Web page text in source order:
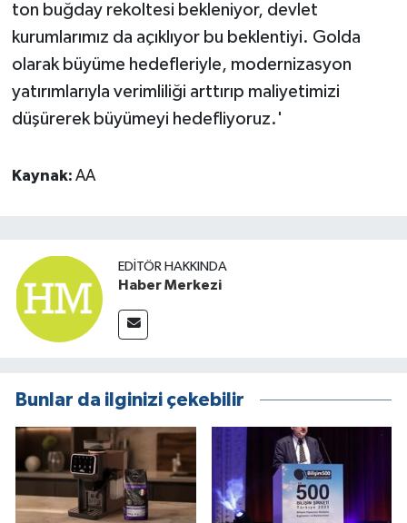
ton buğday rekoltesi bekleniyor, devlet
kurumlarımız da açıklıyor bu beklentiyi. Golda
olarak büyüme hedefleriyle, modernizasyon
yatırımlarıyla verimliliği arttırıp maliyetimizi
düşürerek büyümeyi hedefliyoruz.'
Kaynak: AA
EDITÖR HAKKINDA
Haber Merkezi
Bunlar da ilginizi çekebilir